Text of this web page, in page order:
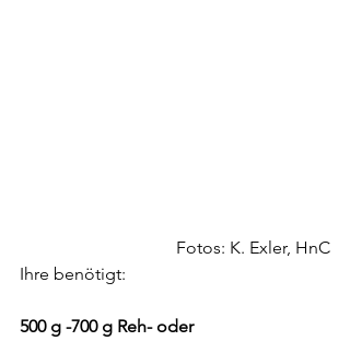
Fotos: K. Exler, HnC
Ihre benötigt:
500 g -700 g Reh- oder